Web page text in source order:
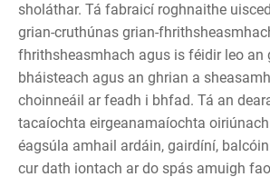
sholáthar. Tá fabraicí roghnaithe
grian-cruthúnas grian-
fhrithsheasmhach agus is féidir leo an
bháisteach agus an ghrian a
choinneáil ar feadh i bhfad. Tá an
tacaíochta eirgeanamaíochta
éagsúla amhail ardáin, gairdíní,
cur dath iontach ar do spás amuigh